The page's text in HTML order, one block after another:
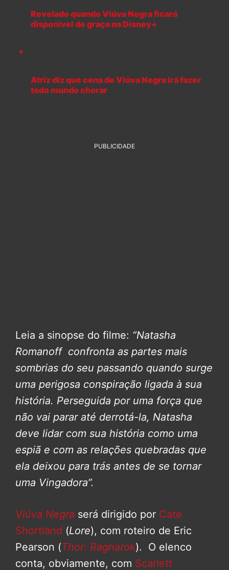
Revelado quando Viúva Negra ficará
disponível de graça na Disney+
Atriz diz que cena de Viúva Negra irá fazer
todo mundo chorar
PUBLICIDADE
Leia a sinopse do filme: “Natasha
Romanoff confronta as partes mais
sombrias do seu passando quando surge
uma perigosa conspiração ligada à sua
história. Perseguida por uma força que
não vai parar até derrotá-la, Natasha
deve lidar com sua história como uma
espiã e com as relações quebradas que
ela deixou para trás antes de se tornar
uma Vingadora”.
Viúva Negra será dirigido por Cate
Shortland (Lore), com roteiro de Eric
Pearson (Thor: Ragnarok). O elenco
conta, obviamente, com Scarlett